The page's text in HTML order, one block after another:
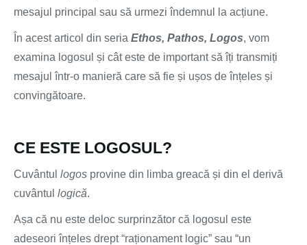
mesajul principal sau să urmezi îndemnul la acțiune.
În acest articol din seria Ethos, Pathos, Logos, vom
examina logosul și cât este de important să îți transmiți
mesajul într-o manieră care să fie și ușos de înțeles și
convingătoare.
CE ESTE LOGOSUL?
Cuvântul logos provine din limba greacă și din el derivă
cuvântul logică.
Așa că nu este deloc surprinzător că logosul este
adeseori înțeles drept “raționament logic” sau “un